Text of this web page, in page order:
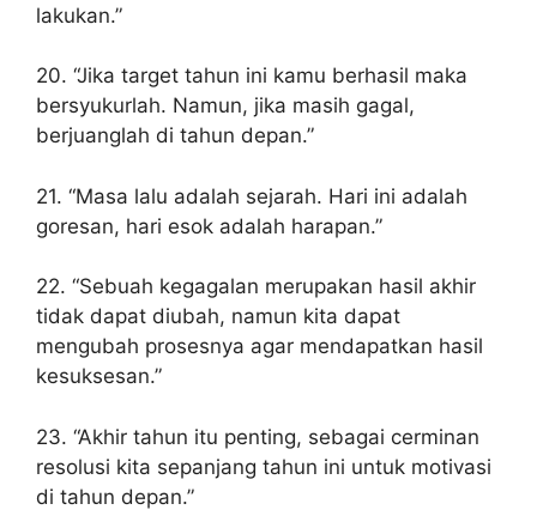
lakukan.”
20. “Jika target tahun ini kamu berhasil maka
bersyukurlah. Namun, jika masih gagal,
berjuanglah di tahun depan.”
21. “Masa lalu adalah sejarah. Hari ini adalah
goresan, hari esok adalah harapan.”
22. “Sebuah kegagalan merupakan hasil akhir
tidak dapat diubah, namun kita dapat
mengubah prosesnya agar mendapatkan hasil
kesuksesan.”
23. “Akhir tahun itu penting, sebagai cerminan
resolusi kita sepanjang tahun ini untuk motivasi
di tahun depan.”